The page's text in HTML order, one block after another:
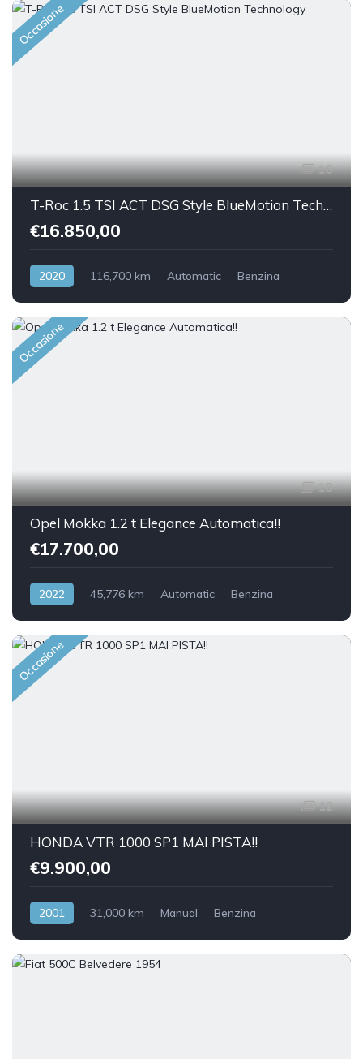
Occasione
16
T-Roc 1.5 TSI ACT DSG Style BlueMotion Technology
€16.850,00
2020 116,700 km Automatic
Benzina
Occasione
18
Opel Mokka 1.2 t Elegance Automatica!!
€17.700,00
2022 45,776 km Automatic
Benzina
Occasione
12
HONDA VTR 1000 SP1 MAI PISTA!!
€9.900,00
2001 31,000 km Manual Benzina